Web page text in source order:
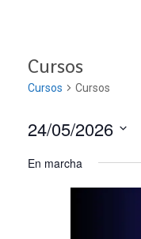
Cursos
Cursos Cursos
24/05/2026
fecha.
En marcha